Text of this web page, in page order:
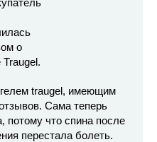
traugel, имеющим
Сама теперь
потому что спина после
перестала болеть.